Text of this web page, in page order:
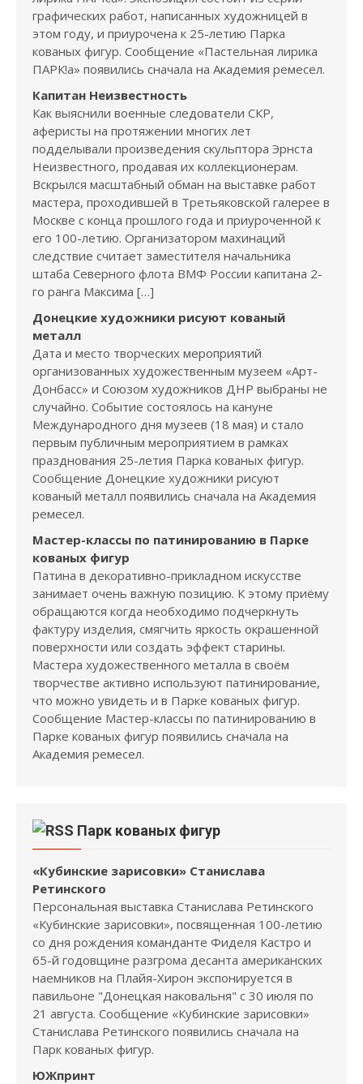
графических работ, написанных художницей в
этом году, и приурочена к 25-летию Парка
кованых фигур. Сообщение «Пастельная лирика
ПАРК!а» появились сначала на Академия ремесел.
Капитан Неизвестность
Как выяснили военные следователи СКР,
аферисты на протяжении многих лет
подделывали произведения скульптора Эрнста
Неизвестного, продавая их коллекционерам.
Вскрылся масштабный обман на выставке работ
мастера, проходившей в Третьяковской галерее в
Москве с конца прошлого года и приуроченной к
его 100-летию. Организатором махинаций
следствие считает заместителя начальника
штаба Северного флота ВМФ России капитана 2-
го ранга Максима […]
Донецкие художники рисуют кованый
металл
Дата и место творческих мероприятий
организованных художественным музеем «Арт-
Донбасс» и Союзом художников ДНР выбраны не
случайно. Событие состоялось на кануне
Международного дня музеев (18 мая) и стало
первым публичным мероприятием в рамках
празднования 25-летия Парка кованых фигур.
Сообщение Донецкие художники рисуют
кованый металл появились сначала на Академия
ремесел.
Мастер-классы по патинированию в Парке
кованых фигур
Патина в декоративно-прикладном искусстве
занимает очень важную позицию. К этому приёму
обращаются когда необходимо подчеркнуть
фактуру изделия, смягчить яркость окрашенной
поверхности или создать эффект старины.
Мастера художественного металла в своём
творчестве активно используют патинирование,
что можно увидеть и в Парке кованых фигур.
Сообщение Мастер-классы по патинированию в
Парке кованых фигур появились сначала на
Академия ремесел.
Парк кованых фигур
«Кубинские зарисовки» Станислава
Ретинского
Персональная выставка Станислава Ретинского
«Кубинские зарисовки», посвященная 100-летию
со дня рождения команданте Фиделя Кастро и
65-й годовщине разгрома десанта американских
наемников на Плайя-Хирон экспонируется в
павильоне "Донецкая наковальня" с 30 июля по
21 августа. Сообщение «Кубинские зарисовки»
Станислава Ретинского появились сначала на
Парк кованых фигур.
ЮЖпринт